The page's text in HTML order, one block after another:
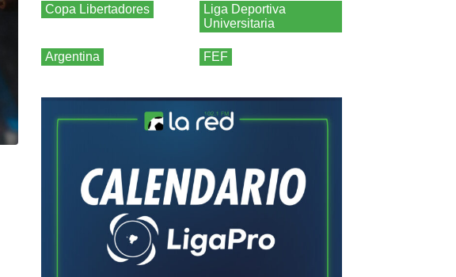
Copa Libertadores
Liga Deportiva
Universitaria
Argentina FEF